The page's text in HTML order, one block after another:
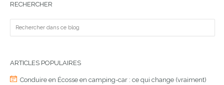
RECHERCHER
ARTICLES POPULAIRES
Conduire en Écosse en camping-car : ce qui change (vraiment)